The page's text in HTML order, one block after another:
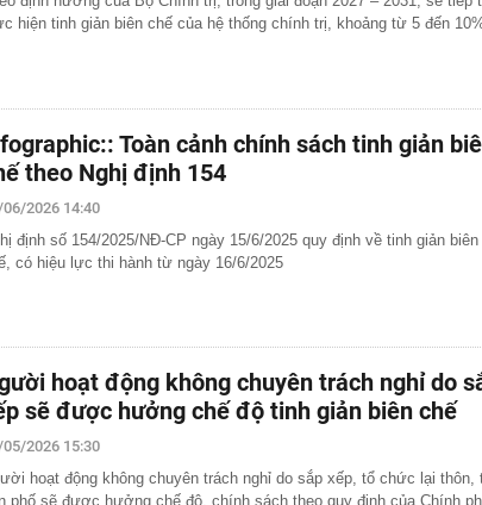
lớn" Vingroup, Sun Group, T&T... đổ về, đang xây sân
thế giới, sắp đón thêm 48 dự án với tổng vốn đầu tư
cá "ngậm" nhiều vi nhựa bậc nhất
6,2ha đất đợt 2 làm dự án Tiên Dương Park City
một công ty con
Quốc hội việc thành lập thành phố Quảng Ninh và thành
người dùng vận động trước khi được lướt mạng xã
5 thực phẩm giàu protein tốt nhất cho người cao tuổi:
thứ 5, số 1 gây bất ngờ
hiện tinh giản biên chế của hệ thống chính trị, khoảng từ 5 đến
Toàn cảnh chính sách tinh giản
theo Nghị định 154
2026 14:40
định số 154/2025/NĐ-CP ngày 15/6/2025 quy định về tinh giản biên
có hiệu lực thi hành từ ngày 16/6/2025
hoạt động không chuyên trách nghỉ do
sẽ được hưởng chế độ tinh giản biên chế
2026 15:30
hoạt động không chuyên trách nghỉ do sắp xếp, tổ chức lại thôn,
phố sẽ được hưởng chế độ, chính sách theo quy định của Chính